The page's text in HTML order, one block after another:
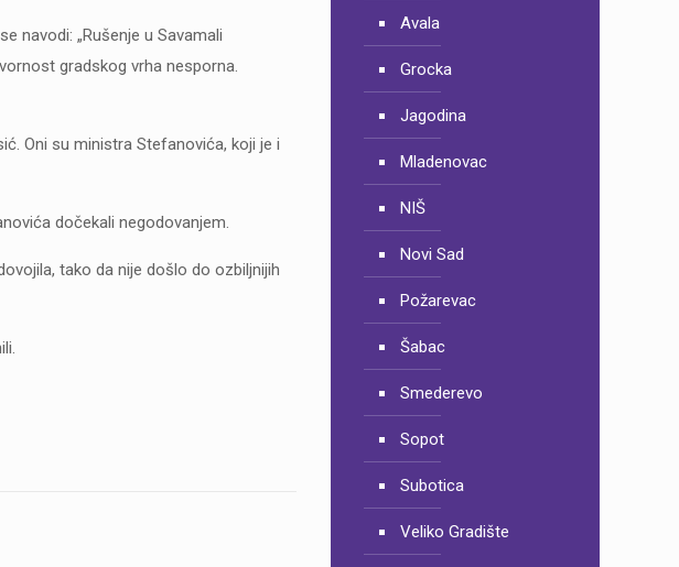
navodi: „Rušenje u Savamali
gradskog vrha nesporna.
Oni su ministra Stefanovića, koji je i
dočekali negodovanjem.
tako da nije došlo do ozbiljnijih
Avala
Grocka
Jagodina
Mladenovac
NIŠ
Novi Sad
Požarevac
Šabac
Smederevo
Sopot
Subotica
Veliko Gradište